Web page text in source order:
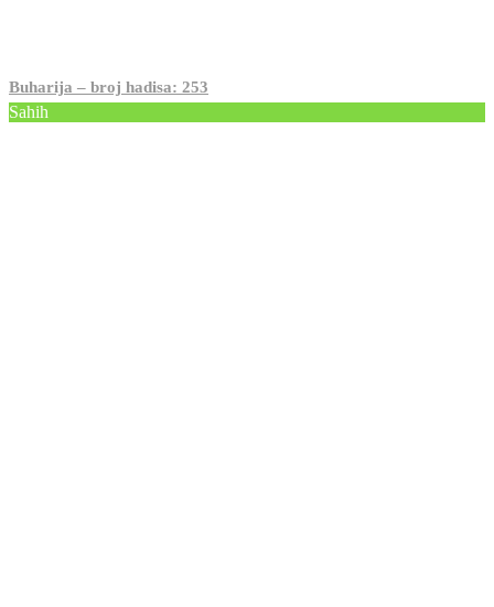
Buharija – broj hadisa: 253
Sahih